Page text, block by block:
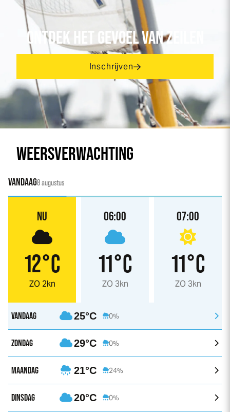
ONTDEK HET GEVOEL VAN ZEILEN
Inschrijven
WEERSVERWACHTING
VANDAAG8 augustus
NU
12°C
ZO 2kn
06:00
11°C
ZO 3kn
07:00
11°C
ZO 3kn
VANDAAG 25°C 0%
ZONDAG 29°C 0%
MAANDAG 21°C 24%
DINSDAG 20°C 0%